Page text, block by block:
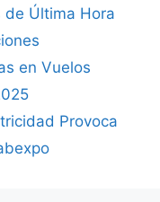
de Última Hora
en Vuelos
Provoca